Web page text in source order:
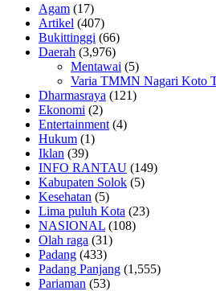
Agam (17)
Artikel (407)
Bukittinggi (66)
Daerah (3,976)
Mentawai (5)
Varia TMMN Nagari Koto
Dharmasraya (121)
Ekonomi (2)
Entertainment (4)
Hukum (1)
Iklan (39)
INFO RANTAU (149)
Kabupaten Solok (5)
Kesehatan (5)
Lima puluh Kota (23)
NASIONAL (108)
Olah raga (31)
Padang (433)
Padang Panjang (1,555)
Pariaman (53)